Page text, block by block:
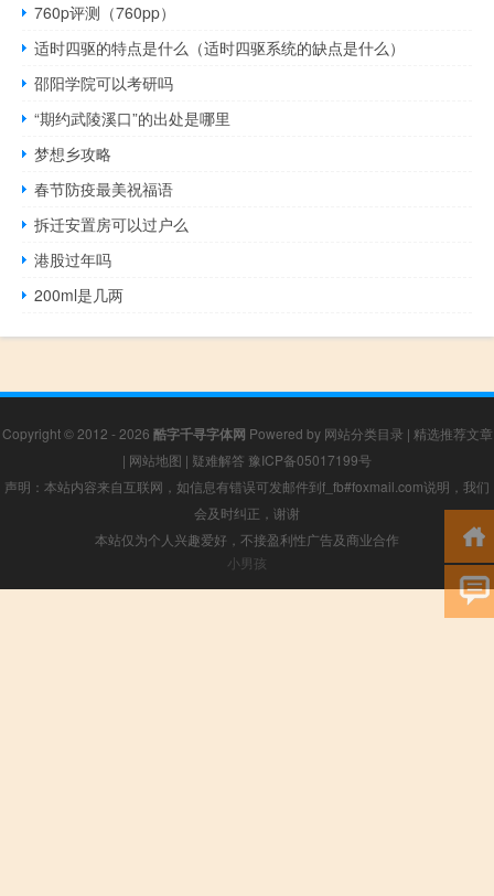
760p评测（760pp）
适时四驱的特点是什么（适时四驱系统的缺点是什么）
邵阳学院可以考研吗
“期约武陵溪口”的出处是哪里
梦想乡攻略
春节防疫最美祝福语
拆迁安置房可以过户么
港股过年吗
200ml是几两
Copyright © 2012 - 2026 酷字千寻字体网 Powered by 网站分类目录 | 精选推荐文章
| 网站地图 | 疑难解答 豫ICP备05017199号
声明：本站内容来自互联网，如信息有错误可发邮件到f_fb#foxmail.com说明，我们
会及时纠正，谢谢
本站仅为个人兴趣爱好，不接盈利性广告及商业合作
小男孩